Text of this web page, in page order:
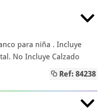
para niña . Incluye
No Incluye Calzado
Ref: 84238